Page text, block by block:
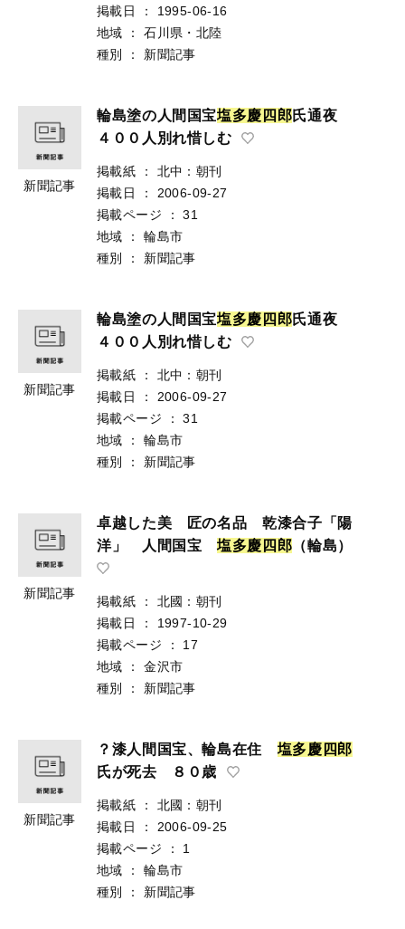
掲載日
：
1995-06-16
地域
：
石川県・北陸
種別
： 新聞記事
新聞記事
輪島塗の人間国宝塩多慶 四 郎氏通夜
４００人別れ惜しむ
掲載紙 ：
北中：朝刊
掲載日
：
2006-09-27
掲載ページ
：
31
地域
：
輪島市
種別
： 新聞記事
新聞記事
輪島塗の人間国宝塩多慶 四 郎氏通夜
４００人別れ惜しむ
掲載紙 ：
北中：朝刊
掲載日
：
2006-09-27
掲載ページ
：
31
地域
：
輪島市
種別
： 新聞記事
新聞記事
卓越した美 匠の名品 乾漆合子「陽
洋」 人間国宝塩多慶 四 郎 （輪島）
掲載紙 ：
北國：朝刊
掲載日
：
1997-10-29
掲載ページ
：
17
地域
：
金沢市
種別
： 新聞記事
新聞記事
？漆人間国宝、輪島在住 塩多慶 四 郎
氏が死去 ８０歳
掲載紙 ：
北國：朝刊
掲載日
：
2006-09-25
掲載ページ
：
1
地域
：
輪島市
種別
： 新聞記事